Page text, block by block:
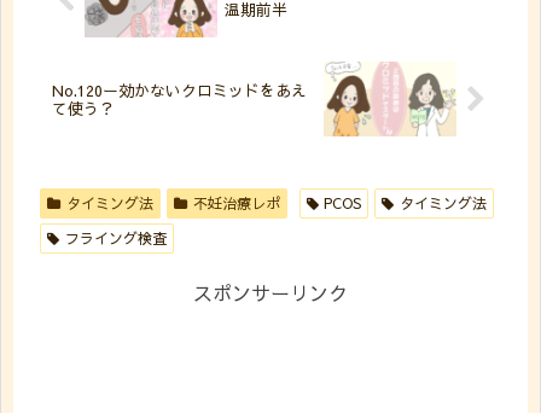
温期前半
No.120ー効かないクロミッドをあえ
て使う？
タイミング法 不妊治療レポ PCOS
タイミング法
フライング検査
スポンサーリンク